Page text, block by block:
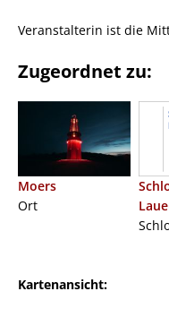
Veranstalterin ist die
Zugeordnet zu:
Moers
Ort
Kartenansicht: